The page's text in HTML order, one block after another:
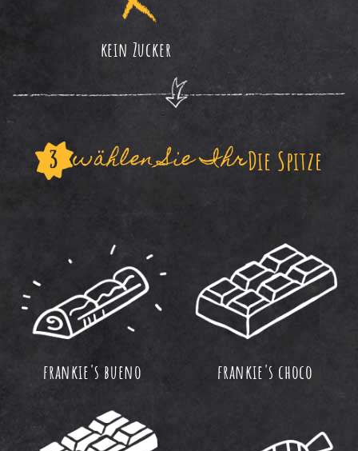
kein Zucker
wählen Sie IhrDie Spitze
frankie's bueno frankie's choco